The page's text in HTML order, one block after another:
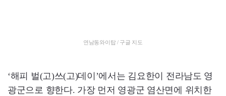
연남동와이탑 / 구글 지도
‘해피 벌(고)쓰(고)데이’에서는 김요한이 전라남도 영
광군으로 향한다. 가장 먼저 영광군 염산면에 위치한